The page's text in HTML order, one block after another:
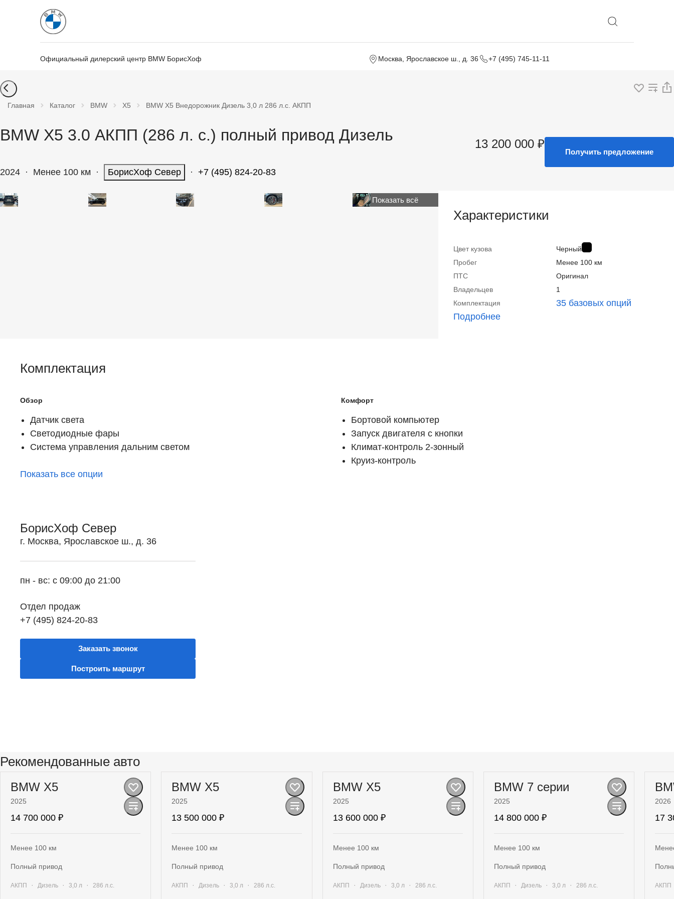
Официальный дилерский центр BMW БорисХоф +7 (495) 745-11-11
Москва, Ярославское ш., д. 36
Главная Каталог BMW X5 BMW X5 Внедорожник Дизель 3,0 л 286 л.с. АКПП
BMW X5 3.0 АКПП (286 л. с.) полный привод Дизель
2024 · Менее 100 км · БорисХоф Север · +7 (495) 824-20-83
13 200 000 ₽
Получить предложение
Показать всё
Характеристики
Цвет кузова
Черный
Пробег
Менее 100 км
ПТС
Оригинал
Владельцев
1
Комплектация
35 базовых опций
Подробнее
Комплектация
Обзор
Датчик света
Светодиодные фары
Система управления дальним светом
Комфорт
Бортовой компьютер
Запуск двигателя с кнопки
Климат-контроль 2-зонный
Круиз-контроль
Показать все опции
БорисХоф Север
г. Москва, Ярославское ш., д. 36
пн - вс: с 09:00 до 21:00
Отдел продаж
+7 (495) 824-20-83
Заказать звонок
Построить маршрут
Рекомендованные авто
BMW X5
2025
14 700 000 ₽
Менее 100 км
полный привод
АКПП · Дизель · 3,0 л · 286 л.с.
BMW X5
2025
13 500 000 ₽
Менее 100 км
полный привод
АКПП · Дизель · 3,0 л · 286 л.с.
BMW X5
2025
13 600 000 ₽
Менее 100 км
полный привод
АКПП · Дизель· 3,0 л · 286 л.с.
BMW 7 серии
2025
14 800 000 ₽
Менее 100 км
полный привод
АКПП · Дизель· 3,0 л · 286 л.с.
2026
17
АКПП